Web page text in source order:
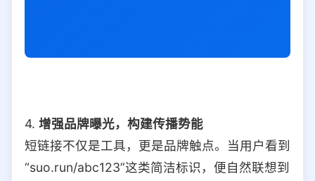
4. 增强品牌曝光，构建传播势能
短链接不仅是工具，更是品牌触点。当用户看到
“suo.run/abc123”这类简洁标识，便自然联想到